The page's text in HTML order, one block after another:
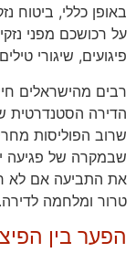
באופן כללי, ביטוח
על רכושכם מפני
פיגועים, שיגורי
רבים מהישראלים
הדירה הסטנדרטית
שרוב הפוליסות
שבמקרה של פגיעה
את התביעה אם לא
טרור ומלחמה לדירה.
הפער בין